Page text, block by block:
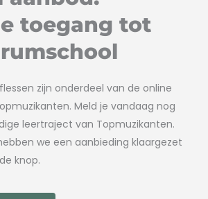
toegang tot
zijn onderdeel van de online
Meld je vandaag nog
leertraject van Topmuzikanten.
we een aanbieding klaargezet
knop.